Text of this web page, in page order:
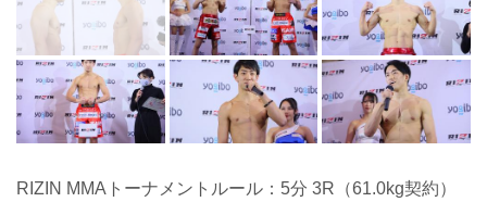
RIZIN MMAトーナメントルール：5分 3R（61.0kg契約）